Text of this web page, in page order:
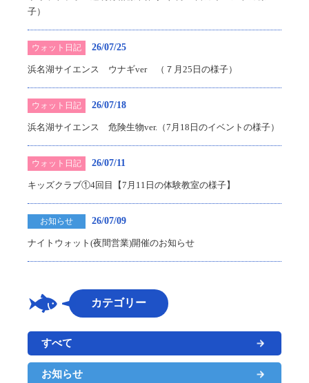
子）
ウォット日記 26/07/25
浜名湖サイエンス ウナギver （７月25日の様子）
ウォット日記 26/07/18
浜名湖サイエンス 危険生物ver.（7月18日のイベントの様子）
ウォット日記 26/07/11
キッズクラブ①4回目【7月11日の体験教室の様子】
お知らせ 26/07/09
ナイトウォット(夜間営業)開催のお知らせ
カテゴリー
すべて
お知らせ